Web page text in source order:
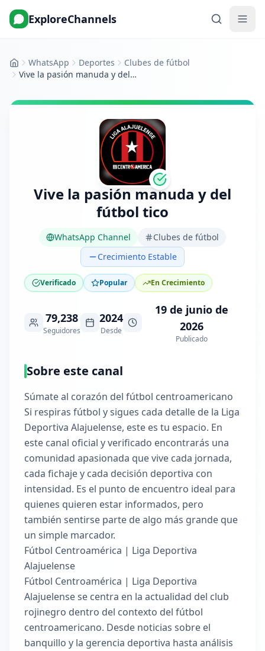
ExploreChannels
InicioWhatsApp Deportes
Clubes de fútbol
Vive la pasión manuda y del fútbol tico
Vive la pasión manuda y del
fútbol tico
WhatsApp Channel
Clubes de fútbol
Crecimiento Estable
Verificado Popular En Crecimiento
79,238
Seguidores
2024
Desde
19 de junio de
2026
Publicado
Sobre este canal
Súmate al corazón del fútbol centroamericano
Si respiras fútbol y sigues cada detalle de la Liga
Deportiva Alajuelense, este es tu espacio. En
este canal oficial y verificado encontrarás una
comunidad apasionada que vive cada jornada,
cada fichaje y cada decisión deportiva con
intensidad. Es el punto de encuentro ideal para
quienes quieren estar informados, pero
también sentirse parte de algo más grande que
un simple marcador.
Fútbol Centroamérica | Liga Deportiva
Alajuelense
Fútbol Centroamérica | Liga Deportiva
Alajuelense se centra en la actualidad del club
rojinegro dentro del contexto del fútbol
centroamericano. Desde noticias sobre el
banquillo y la gerencia deportiva hasta análisis